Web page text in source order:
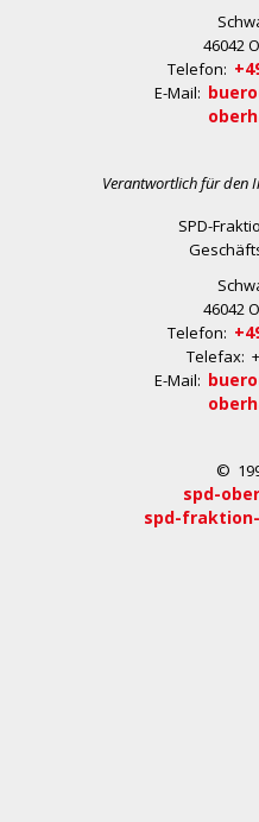
46042
Telefon:
E-Mail:
Verantwortlich für den
SPD-
46042
Telefon:
Telefax:
E-Mail:
©
spd-
spd-